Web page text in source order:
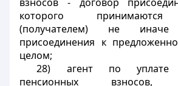
которого принимаются
(получателем) не
присоединения к
целом;
28) агент по уплате
пенсионных взносов,